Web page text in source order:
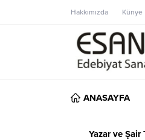
Hakkımızda Künye
ANASAYFA
Yazar ve Şair